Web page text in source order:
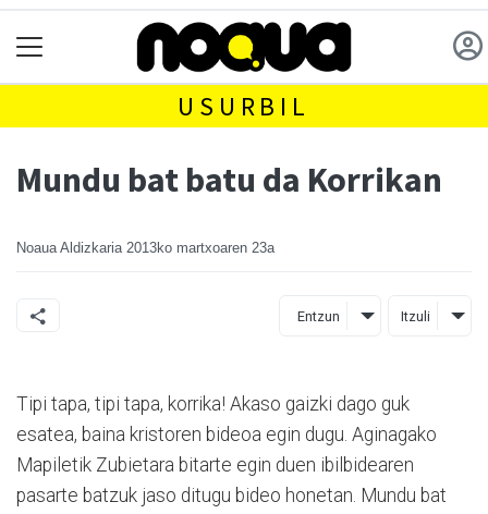
USURBIL
Mundu bat batu da Korrikan
Noaua Aldizkaria 2013ko martxoaren 23a
Entzun Itzuli
Tipi tapa, tipi tapa, korrika! Akaso gaizki dago guk
esatea, baina kristoren bideoa egin dugu. Aginagako
Mapiletik Zubietara bitarte egin duen ibilbidearen
pasarte batzuk jaso ditugu bideo honetan. Mundu bat